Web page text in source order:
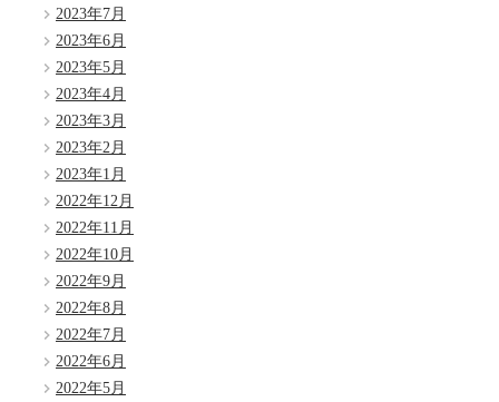
2023年7月
2023年6月
2023年5月
2023年4月
2023年3月
2023年2月
2023年1月
2022年12月
2022年11月
2022年10月
2022年9月
2022年8月
2022年7月
2022年6月
2022年5月